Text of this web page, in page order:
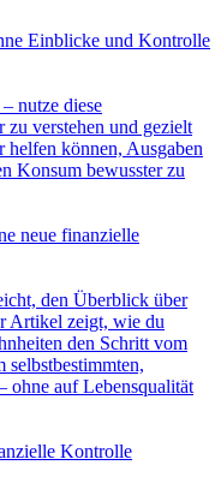
Einblicke und Kontrolle
nutze diese
zu verstehen und gezielt
können, Ausgaben
Konsum bewusster zu
neue finanzielle
den Überblick über
Artikel zeigt, wie du
den Schritt vom
selbstbestimmten,
ohne auf Lebensqualität
Kontrolle